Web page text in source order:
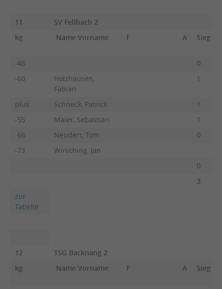
11
SV Fellbach 2
kg
Name Vorname F A Sieg
-46
0
-60
Holzhausen,
Fabian
1
plus Schneck, Patrick
1
-55
Maier, Sebastian
1
-66
Neudert, Tom
0
-73
Wirsching, Jan
0
3
zur
Tabelle
12
TSG Backnang 2
kg
Name Vorname F A Sieg